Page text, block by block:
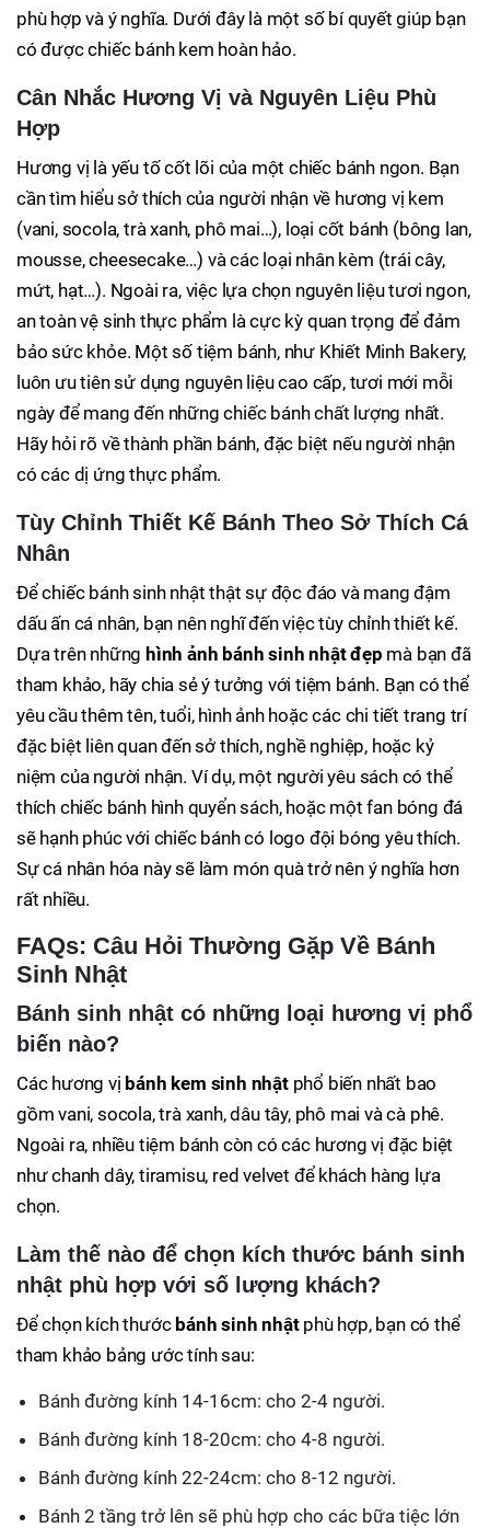
phù hợp và ý nghĩa. Dưới đây là một số bí quyết giúp bạn
có được chiếc bánh kem hoàn hảo.
Cân Nhắc Hương Vị và Nguyên Liệu Phù
Hợp
Hương vị là yếu tố cốt lõi của một chiếc bánh ngon. Bạn
cần tìm hiểu sở thích của người nhận về hương vị kem
(vani, socola, trà xanh, phô mai…), loại cốt bánh (bông lan,
mousse, cheesecake…) và các loại nhân kèm (trái cây,
mứt, hạt…). Ngoài ra, việc lựa chọn nguyên liệu tươi ngon,
an toàn vệ sinh thực phẩm là cực kỳ quan trọng để đảm
bảo sức khỏe. Một số tiệm bánh, như Khiết Minh Bakery,
luôn ưu tiên sử dụng nguyên liệu cao cấp, tươi mới mỗi
ngày để mang đến những chiếc bánh chất lượng nhất.
Hãy hỏi rõ về thành phần bánh, đặc biệt nếu người nhận
có các dị ứng thực phẩm.
Tùy Chỉnh Thiết Kế Bánh Theo Sở Thích Cá
Nhân
Để chiếc bánh sinh nhật thật sự độc đáo và mang đậm
dấu ấn cá nhân, bạn nên nghĩ đến việc tùy chỉnh thiết kế.
Dựa trên những hình ảnh bánh sinh nhật đẹp mà bạn đã
tham khảo, hãy chia sẻ ý tưởng với tiệm bánh. Bạn có thể
yêu cầu thêm tên, tuổi, hình ảnh hoặc các chi tiết trang trí
đặc biệt liên quan đến sở thích, nghề nghiệp, hoặc kỷ
niệm của người nhận. Ví dụ, một người yêu sách có thể
thích chiếc bánh hình quyển sách, hoặc một fan bóng đá
sẽ hạnh phúc với chiếc bánh có logo đội bóng yêu thích.
Sự cá nhân hóa này sẽ làm món quà trở nên ý nghĩa hơn
rất nhiều.
FAQs: Câu Hỏi Thường Gặp Về Bánh
Sinh Nhật
Bánh sinh nhật có những loại hương vị phổ
biến nào?
Các hương vị bánh kem sinh nhậtphổ biến nhất bao
gồm vani, socola, trà xanh, dâu tây, phô mai và cà phê.
Ngoài ra, nhiều tiệm bánh còn có các hương vị đặc biệt
như chanh dây, tiramisu, red velvet để khách hàng lựa
chọn.
Làm thế nào để chọn kích thước bánh sinh
nhật phù hợp với số lượng khách?
Để chọn kích thước bánh sinh nhậtphù hợp, bạn có thể
tham khảo bảng ước tính sau:
Bánh đường kính 14-16cm: cho 2-4 người.
Bánh đường kính 18-20cm: cho 4-8 người.
Bánh đường kính 22-24cm: cho 8-12 người.
Bánh 2 tầng trở lên sẽ phù hợp cho các bữa tiệc lớn